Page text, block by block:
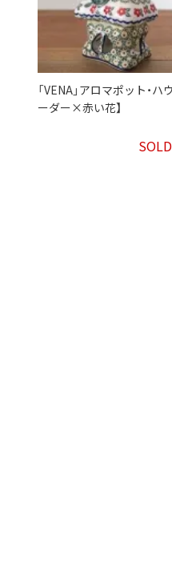
「VENA」アロマポット・ハ
ーダー×赤い花】